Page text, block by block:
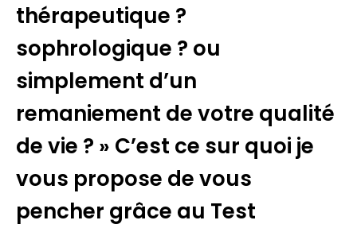
thérapeutique ?
sophrologique ? ou
simplement d’un
remaniement de votre qualité
de vie ? » C’est ce sur quoi je
vous propose de vous
pencher grâce au Test